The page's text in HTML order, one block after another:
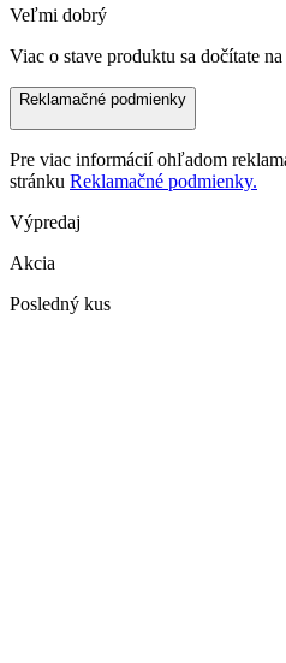
Veľmi dobrý
Viac o stave produktu sa dočítate na
Reklamačné podmienky
Pre viac informácií ohľadom
stránku Reklamačné podmienky.
Výpredaj
Akcia
Posledný kus